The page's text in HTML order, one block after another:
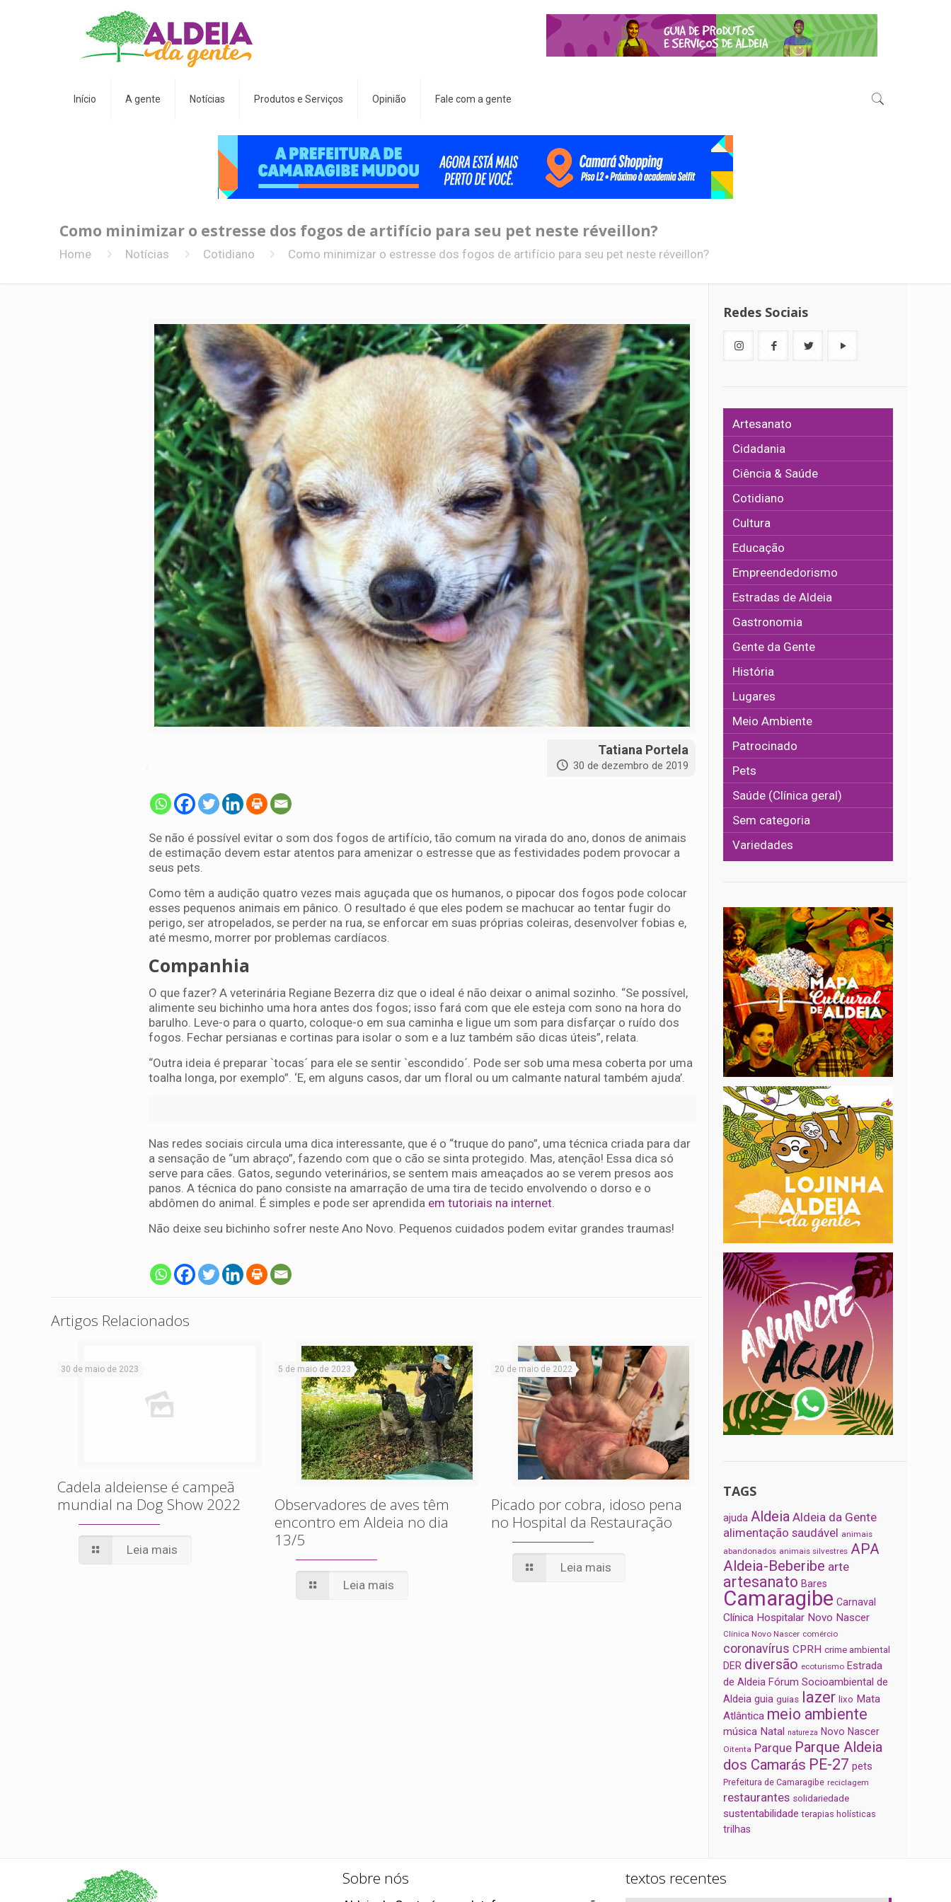
Início A gente Notícias Produtos e Serviços Opinião Fale com a gente
Como minimizar o estresse dos fogos de artifício para seu pet neste réveillon?
Home Notícias Cotidiano Como minimizar o estresse dos fogos de artifício para seu pet neste réveillon?
Tatiana Portela
30 de dezembro de 2019
Se não é possível evitar o som dos fogos de artifício, tão comum na virada do ano, donos de animais
de estimação devem estar atentos para amenizar o estresse que as festividades podem provocar a
seus pets.
Como têm a audição quatro vezes mais aguçada que os humanos, o pipocar dos fogos pode colocar
esses pequenos animais em pânico. O resultado é que eles podem se machucar ao tentar fugir do
perigo, ser atropelados, se perder na rua, se enforcar em suas próprias coleiras, desenvolver fobias e,
até mesmo, morrer por problemas cardíacos.
Companhia
O que fazer? A veterinária Regiane Bezerra diz que o ideal é não deixar o animal sozinho. “Se possível,
alimente seu bichinho uma hora antes dos fogos; isso fará com que ele esteja com sono na hora do
barulho. Leve-o para o quarto, coloque-o em sua caminha e ligue um som para disfarçar o ruído dos
fogos. Fechar persianas e cortinas para isolar o som e a luz também são dicas úteis”, relata.
“Outra ideia é preparar `tocas´ para ele se sentir `escondido´. Pode ser sob uma mesa coberta por uma
toalha longa, por exemplo”. ‘E, em alguns casos, dar um floral ou um calmante natural também ajuda’.
Nas redes sociais circula uma dica interessante, que é o “truque do pano”, uma técnica criada para dar
a sensação de “um abraço”, fazendo com que o cão se sinta protegido. Mas, atenção! Essa dica só
serve para cães. Gatos, segundo veterinários, se sentem mais ameaçados ao se verem presos aos
panos. A técnica do pano consiste na amarração de uma tira de tecido envolvendo o dorso e o
abdômen do animal. É simples e pode ser aprendida em tutoriais na internet.
Não deixe seu bichinho sofrer neste Ano Novo. Pequenos cuidados podem evitar grandes traumas!
Artigos Relacionados
30 de maio de 2023
Cadela aldeiense é campeã
mundial na Dog Show 2022
Leia mais
5 de maio de 2023
Observadores de aves têm
encontro em Aldeia no dia
13/5
Leia mais
20 de maio de 2022
Picado por cobra, idoso pena
no Hospital da Restauração
Leia mais
Redes Sociais
Artesanato
Cidadania
Ciência & Saúde
Cotidiano
Cultura
Educação
Empreendedorismo
Estradas de Aldeia
Gastronomia
Gente da Gente
História
Lugares
Meio Ambiente
Patrocinado
Pets
Saúde (Clínica geral)
Sem categoria
Variedades
TAGS
ajuda Aldeia Aldeia da Gente
alimentação saudável animais
abandonados animais silvestres APA
Aldeia-Beberibe arte
artesanato Bares
Camaragibe Carnaval
Clínica Hospitalar Novo Nascer
Clínica Novo Nascer comércio
coronavírus CPRH crime ambiental
DER diversão ecoturismo Estrada
de Aldeia Fórum Socioambiental de
Aldeia guia guias lazer lixo Mata
Atlântica meio ambiente
música Natal natureza Novo Nascer
Oitenta Parque Parque Aldeia
dos Camarás PE-27 pets
Prefeitura de Camaragibe reciclagem
restaurantes solidariedade
sustentabilidade terapias holísticas
trilhas
Sobre nós textos recentes